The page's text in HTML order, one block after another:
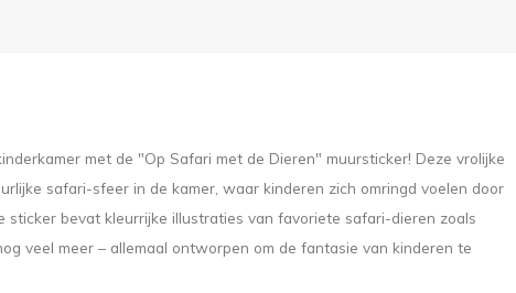
met de "Op Safari met de Dieren" muursticker! Deze vrolijke
safari-sfeer in de kamer, waar kinderen zich omringd voelen door
sticker bevat kleurrijke illustraties van favoriete safari-dieren zoals
veel meer – allemaal ontworpen om de fantasie van kinderen te